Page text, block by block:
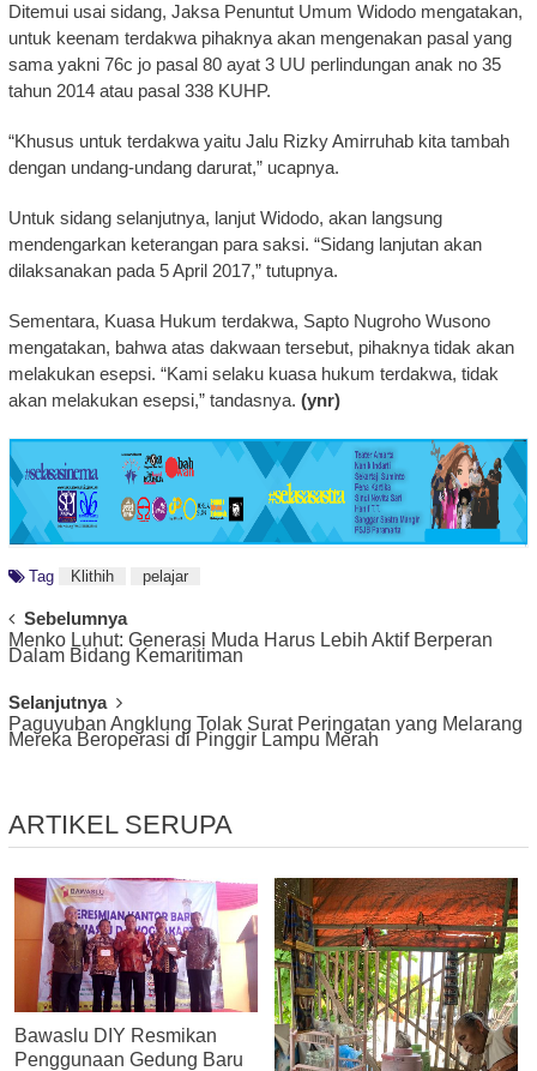
Ditemui usai sidang, Jaksa Penuntut Umum Widodo mengatakan,
untuk keenam terdakwa pihaknya akan mengenakan pasal yang
sama yakni 76c jo pasal 80 ayat 3 UU perlindungan anak no 35
tahun 2014 atau pasal 338 KUHP.
“Khusus untuk terdakwa yaitu Jalu Rizky Amirruhab kita tambah
dengan undang-undang darurat,” ucapnya.
Untuk sidang selanjutnya, lanjut Widodo, akan langsung
mendengarkan keterangan para saksi. “Sidang lanjutan akan
dilaksanakan pada 5 April 2017,” tutupnya.
Sementara, Kuasa Hukum terdakwa, Sapto Nugroho Wusono
mengatakan, bahwa atas dakwaan tersebut, pihaknya tidak akan
melakukan esepsi. “Kami selaku kuasa hukum terdakwa, tidak
akan melakukan esepsi,” tandasnya. (ynr)
Tag Klithih pelajar
Post
Navigation
Sebelumnya
Menko Luhut: Generasi Muda Harus Lebih Aktif Berperan
Dalam Bidang Kemaritiman
Selanjutnya
Paguyuban Angklung Tolak Surat Peringatan yang Melarang
Mereka Beroperasi di Pinggir Lampu Merah
ARTIKEL SERUPA
Bawaslu DIY Resmikan
Penggunaan Gedung Baru